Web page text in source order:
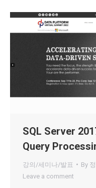
SQL Server
Query
강의/세미나/발표 By
Leave a comment